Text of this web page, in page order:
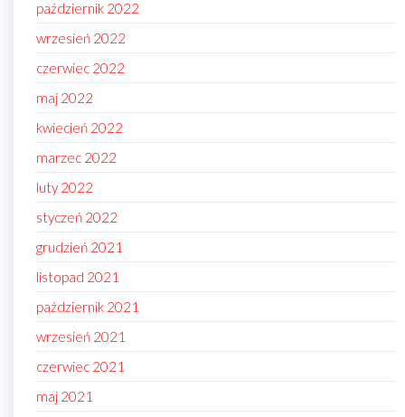
październik 2022
wrzesień 2022
czerwiec 2022
maj 2022
kwiecień 2022
marzec 2022
luty 2022
styczeń 2022
grudzień 2021
listopad 2021
październik 2021
wrzesień 2021
czerwiec 2021
maj 2021